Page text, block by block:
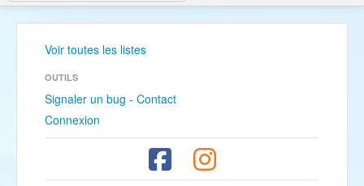
Voir toutes les listes
OUTILS
Signaler un bug - Contact
Connexion